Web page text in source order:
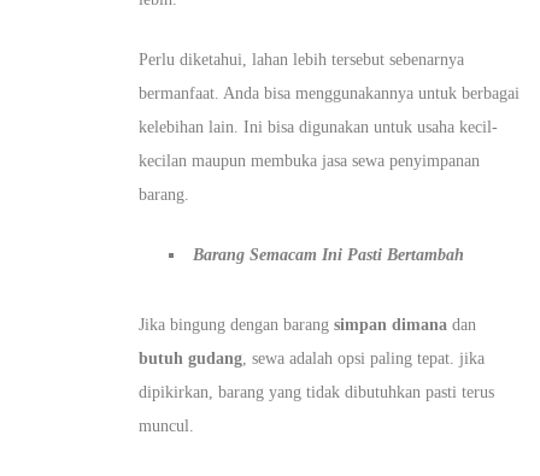
Perlu diketahui, lahan lebih tersebut sebenarnya
bermanfaat. Anda bisa menggunakannya untuk berbagai
kelebihan lain. Ini bisa digunakan untuk usaha kecil-
kecilan maupun membuka jasa sewa penyimpanan
barang.
Barang Semacam Ini Pasti Bertambah
Jika bingung dengan barang simpan dimana dan
butuh gudang, sewa adalah opsi paling tepat. jika
dipikirkan, barang yang tidak dibutuhkan pasti terus
muncul.